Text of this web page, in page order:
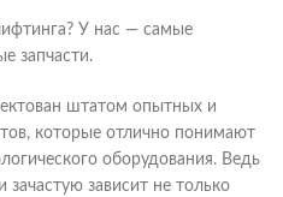
У нас — самые
запчасти.
штатом опытных и
которые отлично понимают
оборудования. Ведь
зависит не только